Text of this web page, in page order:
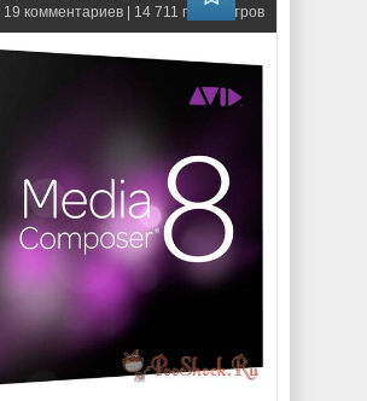
| 19 комментариев | 14 711 просмотров